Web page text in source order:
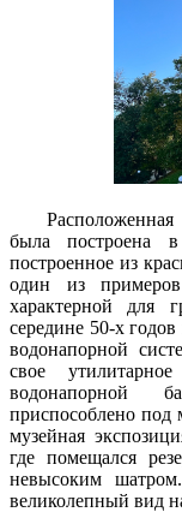
Расположенная
была построена
построенное из
один из примеров
характерной для
середине 50-х
водонапорной
свое
водонапорной
приспособлено под
музейная
где помещался
невысоким
великолепный вид